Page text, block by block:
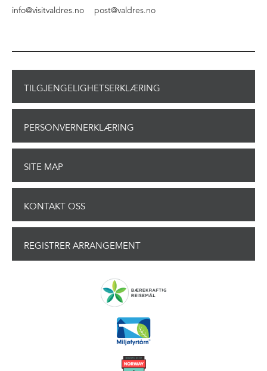
info@visitvaldres.no post@valdres.no
TILGJENGELIGHETSERKLÆRING
PERSONVERNERKLÆRING
SITE MAP
KONTAKT OSS
REGISTRER ARRANGEMENT